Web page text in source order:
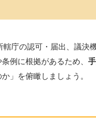
庁の認可・届出、議決
例に根拠があるため、
」を俯瞰しましょう。